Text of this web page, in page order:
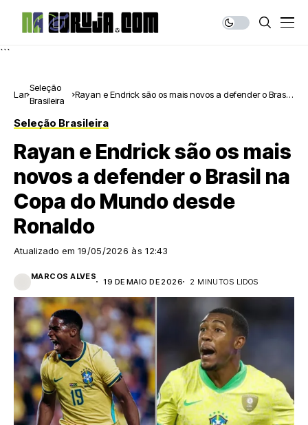
```
Lar
Seleção
Brasileira
Rayan e Endrick são os mais novos a defender o Brasil
Seleção Brasileira
Rayan e Endrick são os mais
novos a defender o Brasil na
Copa do Mundo desde
Ronaldo
Atualizado em 19/05/2026 às 12:43
MARCOS ALVES
19 DE MAIO DE 2026 2 MINUTOS LIDOS